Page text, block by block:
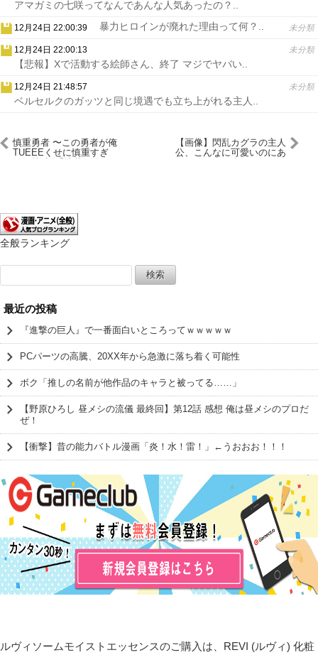
アマガミの七咲ってなんであんな人気あったの？..
12月24日 22:00:39 未分類
暴力ヒロインが廃れた理由って何？..
12月24日 22:00:13 未分類
【悲報】Xで活動する絵師さん、終了 マジでヤバい..
12月24日 21:48:57 未分類
ベルセルクのガッツと同じ境遇でも立ち上がれる主人..
慎重勇者 〜この勇者が俺
TUEEEくせに慎重すぎ
【画像】閃乱カグラの主人
公、こんなに可愛いのにあ
全般ランキング
索:
最近の投稿
『進撃の巨人』で一番面白いところってｗｗｗｗｗ
PCパーツの高騰、20XX年から急激に落ち着く可能性
ボク「推しの名前が他作品のキャラと被ってる……」
【野原ひろし 昼メシの流儀 最終回】第12話 感想 俺は昼メシのプロだ
ぜ！
【衝撃】昔の能力バトル漫画「炎！水！雷！」←うおおお！！！
ルヴィソームモイストエッセンスのご購入は、REVI (ルヴィ) 化粧